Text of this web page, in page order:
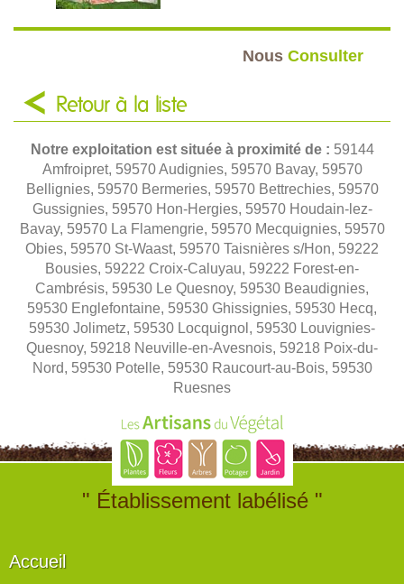
Nous Consulter
Retour à la liste
Notre exploitation est située à proximité de : 59144
Amfroipret, 59570 Audignies, 59570 Bavay, 59570
Bellignies, 59570 Bermeries, 59570 Bettrechies, 59570
Gussignies, 59570 Hon-Hergies, 59570 Houdain-lez-
Bavay, 59570 La Flamengrie, 59570 Mecquignies, 59570
Obies, 59570 St-Waast, 59570 Taisnières s/Hon, 59222
Bousies, 59222 Croix-Caluyau, 59222 Forest-en-
Cambrésis, 59530 Le Quesnoy, 59530 Beaudignies,
59530 Englefontaine, 59530 Ghissignies, 59530 Hecq,
59530 Jolimetz, 59530 Locquignol, 59530 Louvignies-
Quesnoy, 59218 Neuville-en-Avesnois, 59218 Poix-du-
Nord, 59530 Potelle, 59530 Raucourt-au-Bois, 59530
Ruesnes
" Établissement labélisé "
Accueil